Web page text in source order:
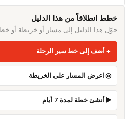
خطط انطلاقاً من هذا الدليل
حوّل هذا الدليل إلى مسار أو خريطة أو خطة
أضف إلى خط سير الرحلة
اعرض المسار على الخريطة
أنشئ خطة لمدة 7 أيام